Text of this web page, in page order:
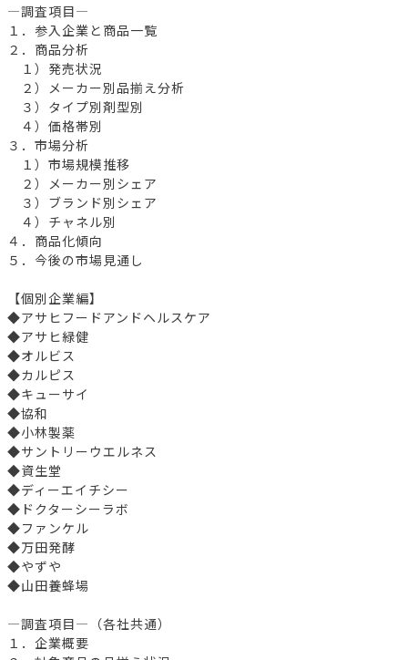
―調査項目―
１．参入企業と商品一覧
２．商品分析
１）発売状況
２）メーカー別品揃え分析
３）タイプ別剤型別
４）価格帯別
３．市場分析
１）市場規模推移
２）メーカー別シェア
３）ブランド別シェア
４）チャネル別
４．商品化傾向
５．今後の市場見通し
【個別企業編】
◆アサヒフードアンドヘルスケア
◆アサヒ緑健
◆オルビス
◆カルピス
◆キューサイ
◆協和
◆小林製薬
◆サントリーウエルネス
◆資生堂
◆ディーエイチシー
◆ドクターシーラボ
◆ファンケル
◆万田発酵
◆やずや
◆山田養蜂場
―調査項目―（各社共通）
１．企業概要